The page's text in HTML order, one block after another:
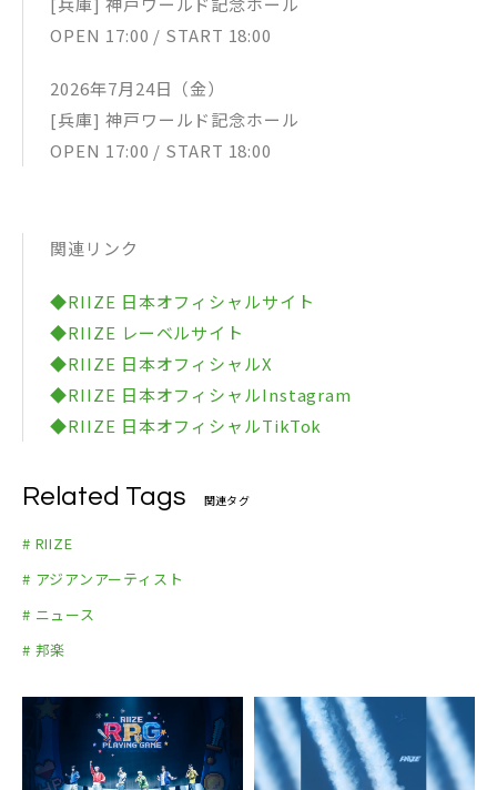
OPEN 17:00 / START 18:00
2026年7月24日（金）
[兵庫] 神戸ワールド記念ホール
OPEN 17:00 / START 18:00
関連リンク
◆RIIZE 日本オフィシャルサイト
◆RIIZE レーベルサイト
◆RIIZE 日本オフィシャルX
◆RIIZE 日本オフィシャルInstagram
◆RIIZE 日本オフィシャルTikTok
Related Tags 関連タグ
# RIIZE
# アジアンアーティスト
# ニュース
# 邦楽